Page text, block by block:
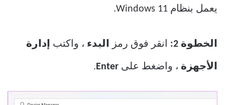
يعمل بنظام Windows 11.
الخطوة 2: انقر فوق رمز البدء ، واكتب إدارة
الأجهزة ، واضغط على Enter
.